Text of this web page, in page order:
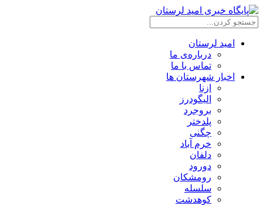
امید لرستان
درباره‌ی ما
تماس با ما
اخبار شهرستان ها
ازنا
الیگودرز
بروجرد
پلدختر
چگنی
خرم آباد
دلفان
دورود
رومشکان
سلسله
کوهدشت